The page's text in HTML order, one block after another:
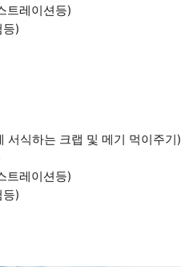
트레이션등)
)
서식하는 크랩 및 메기 먹이주기)
트레이션등)
)